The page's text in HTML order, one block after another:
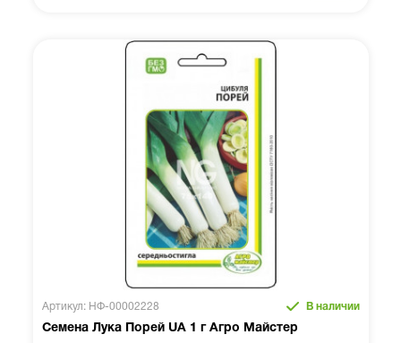
Артикул: НФ-00002228 В наличии
Семена Лука Порей UA 1 г Агро Майстер